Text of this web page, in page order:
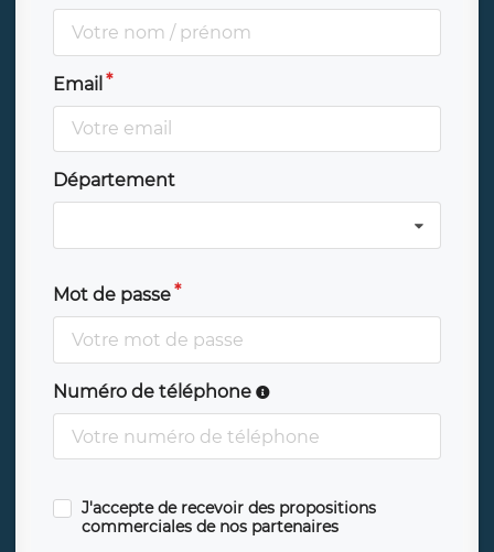
Email
Département
Mot de passe
Numéro de téléphone
J'accepte de recevoir des propositions
commerciales de nos partenaires